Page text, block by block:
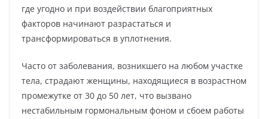
где угодно и при воздействии благоприятных
факторов начинают разрастаться и
трансформироваться в уплотнения.
Часто от заболевания, возникшего на любом участке
тела, страдают женщины, находящиеся в возрастном
промежутке от 30 до 50 лет, что вызвано
нестабильным гормональным фоном и сбоем работы